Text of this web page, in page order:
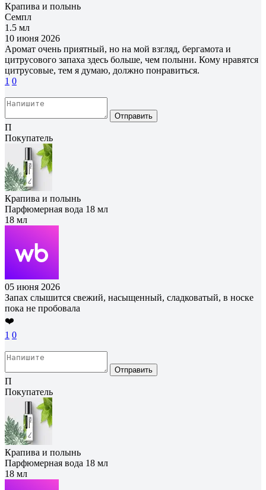
Крапива и полынь
Семпл
1.5 мл
10 июня 2026
Аромат очень приятный, но на мой взгляд, бергамота и
цитрусового запаха здесь больше, чем полыни. Кому нравятся
цитрусовые, тем я думаю, должно понравиться.
1 0
Отправить
П
Покупатель
Крапива и полынь
Парфюмерная вода 18 мл
18 мл
05 июня 2026
Запах слышится свежий, насыщенный, сладковатый, в носке
пока не пробовала
❤️
1 0
Отправить
П
Покупатель
Крапива и полынь
Парфюмерная вода 18 мл
18 мл